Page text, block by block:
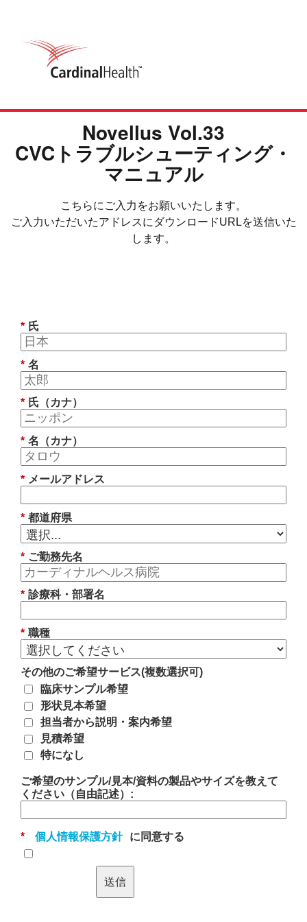
Novellus Vol.33
CVCトラブルシューティング・
マニュアル
こちらにご入力をお願いいたします。
ご入力いただいたアドレスにダウンロードURLを送信いた
します。
* 氏
* 名
* 氏（カナ）
* 名（カナ）
* メールアドレス
* 都道府県
* ご勤務先名
* 診療科・部署名
* 職種
その他のご希望サービス(複数選択可)
臨床サンプル希望
形状見本希望
担当者から説明・案内希望
見積希望
特になし
ご希望のサンプル/見本/資料の製品やサイズを教えて
ください（自由記述）:
* 個人情報保護方針 に同意する
送信